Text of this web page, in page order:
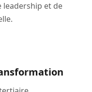
leadership et de